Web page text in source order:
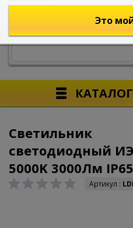
Светильник
светодиодный
5000K 3000Лм
Артикул :
Это